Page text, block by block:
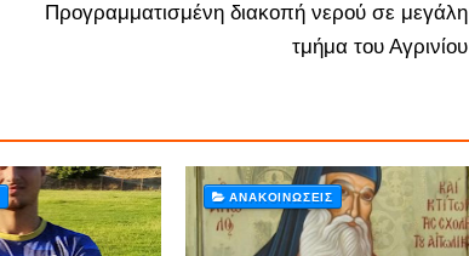
Προγραμματισμένη διακοπή νερού σε μεγάλη
τμήμα του Αγρινίου
ΑΝΑΚΟΙΝΏΣΕΙΣ